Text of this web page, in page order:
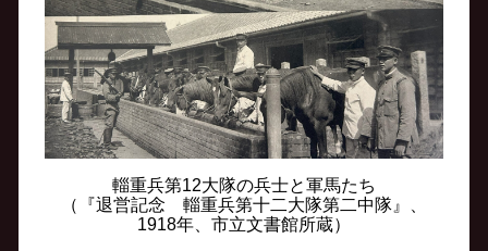
輜重兵第12大隊の兵士と軍馬たち
（『退営記念 輜重兵第十二大隊第二中隊』、
1918年、市立文書館所蔵）